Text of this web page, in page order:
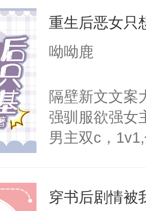
强/HE
直接给他自己
还得苦哈哈给
重生后恶女只
呦呦鹿
隔壁新文文案
强驯服欲强女
男主双c，
世界，成为女
穿书后剧情被